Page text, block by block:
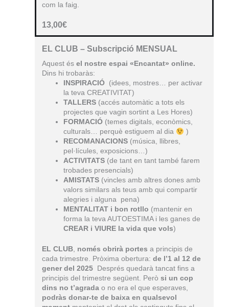
com la faig.
13,00€
EL CLUB – Subscripció MENSUAL
Aquest és el nostre espai «Encantat» online.
Dins hi trobaràs:
INSPIRACIÓ (idees, mostres… per activar
la teva CREATIVITAT)
TALLERS (accés automàtic a tots els
projectes que vagin sortint a Les Hores)
FORMACIÓ (temes digitals, econòmics,
culturals… perquè estiguem al dia
)
RECOMANACIONS (música, llibres,
pel·lícules, exposicions…)
ACTIVITATS (de tant en tant també farem
trobades presencials)
AMISTATS (vincles amb altres dones amb
valors similars als teus amb qui compartir
alegries i alguna pena)
MENTALITAT i bon rotllo (mantenir en
forma la teva AUTOESTIMA i les ganes de
CREAR i VIURE la vida que vols)
EL CLUB, només obrirà portes a principis de
cada trimestre. Pròxima obertura: de l’1 al 12 de
gener del 2025 Després quedarà tancat fins a
principis del trimestre següent. Però si un cop
dins no t’agrada o no era el que esperaves,
podràs donar-te de baixa en qualsevol